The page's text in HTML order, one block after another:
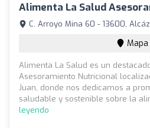
Alimenta La Salud
C. Arroyo Mina 60 - 13600,
Mapa
Alimenta La Salud es un
Asesoramiento Nutricional
Juan, donde nos dedicamos a
saludable y sostenible sobre la
leyendo